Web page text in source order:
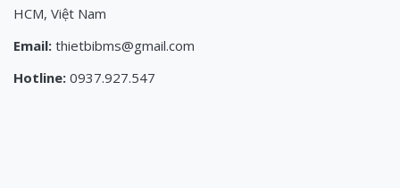
HCM, Việt Nam
Email: thietbibms@gmail.com
Hotline: 0937.927.547